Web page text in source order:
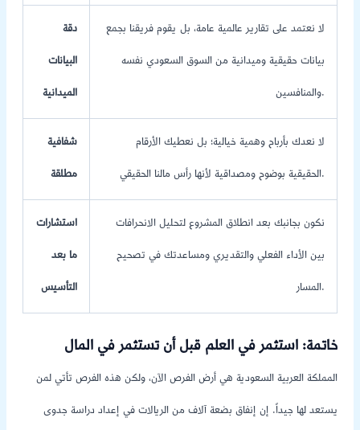
دقة
البيانات
الميدانية
لا نعتمد على تقارير عالمية عامة، بل يقوم فريقنا بجمع
بيانات حقيقية وميدانية من السوق السعودي نفسه
والمنافسين.
شفافية
مطلقة
لا نعدك بأرباح وهمية خيالية؛ بل نعطيك الأرقام
الحقيقية بوضوح ومصداقية لأنها رأس مالنا الحقيقي.
استشارات
ما بعد
التأسيس
نكون بجانبك بعد انطلاق المشروع لتحليل الانحرافات
بين الأداء الفعلي والتقديري ومساعدتك في تصحيح
المسار.
خاتمة: استثمر في العلم قبل أن تستثمر في المال
المملكة العربية السعودية هي أرض الفرص الآن، ولكن هذه الفرص تأتي لمن
يستعد لها جيداً. إن إنفاق بضعة آلاف من الريالات في إعداد دراسة جدوى